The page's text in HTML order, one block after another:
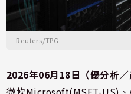
Reuters/TPG
2026年06月18日（優分析／